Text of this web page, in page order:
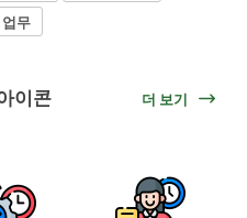
무
이콘 더 보기